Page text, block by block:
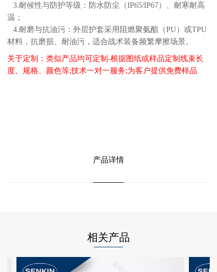
3.耐候性与防护等级：防水防尘（IP65/IP67）、耐寒耐高
温；
4.耐磨与抗油污：外层护套采用阻燃聚氨酯（PU）或TPU
材料，抗磨损、耐油污，适合战术装备频繁摩擦场景。
关于定制：类似产品均可定制-根据图纸或样品定制线束长
度、规格、颜色等;技术一对一服务;为客户提供免费样品
产品详情
相关产品